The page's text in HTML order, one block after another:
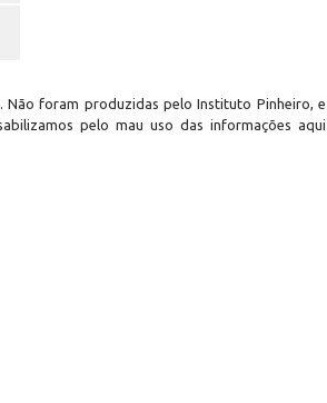
foram produzidas pelo Instituto Pinheiro, e
pelo mau uso das informações aqui